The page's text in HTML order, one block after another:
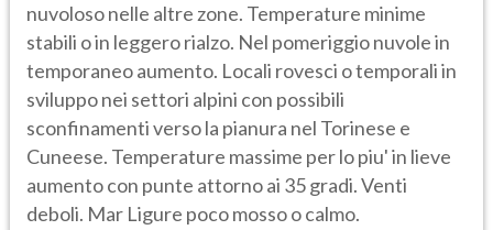
nuvoloso nelle altre zone. Temperature minime
stabili o in leggero rialzo. Nel pomeriggio nuvole in
temporaneo aumento. Locali rovesci o temporali in
sviluppo nei settori alpini con possibili
sconfinamenti verso la pianura nel Torinese e
Cuneese. Temperature massime per lo piu' in lieve
aumento con punte attorno ai 35 gradi. Venti
deboli. Mar Ligure poco mosso o calmo.